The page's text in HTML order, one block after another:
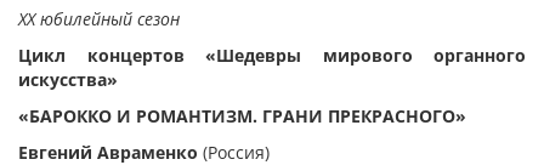
ХХ юбилейный сезон
Цикл концертов «Шедевры мирового органного
искусства»
«БАРОККО И РОМАНТИЗМ. ГРАНИ ПРЕКРАСНОГО»
Евгений Авраменко (Россия)